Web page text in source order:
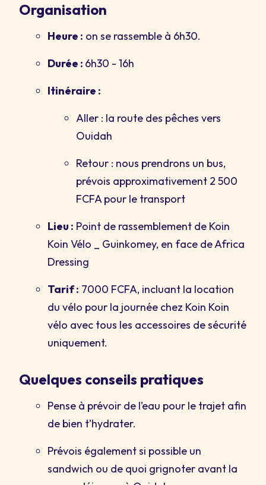
Organisation
Heure : on se rassemble à 6h30.
Durée : 6h30 - 16h
Itinéraire :
Aller : la route des pêches vers
Ouidah
Retour : nous prendrons un bus,
prévois approximativement 2 500
FCFA pour le transport
Lieu : Point de rassemblement de Koin
Koin Vélo _ Guinkomey, en face de Africa
Dressing
Tarif : 7000 FCFA, incluant la location
du vélo pour la journée chez Koin Koin
vélo avec tous les accessoires de sécurité
uniquement.
Quelques conseils pratiques
Pense à prévoir de l’eau pour le trajet afin
de bien t’hydrater.
Prévois également si possible un
sandwich ou de quoi grignoter avant la